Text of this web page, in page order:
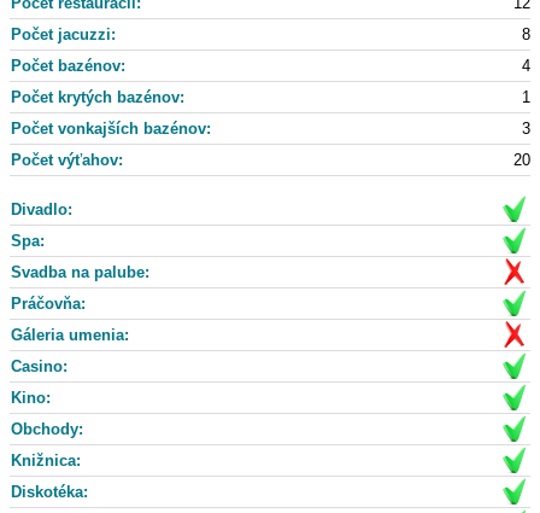
Počet jacuzzi:
8
Počet bazénov:
4
Počet krytých bazénov:
1
Počet vonkajších bazénov:
3
Počet výťahov:
20
Divadlo:
Spa:
Svadba na palube:
Práčovňa:
Gáleria umenia:
Casino:
Kino:
Obchody:
Knižnica:
Diskotéka: